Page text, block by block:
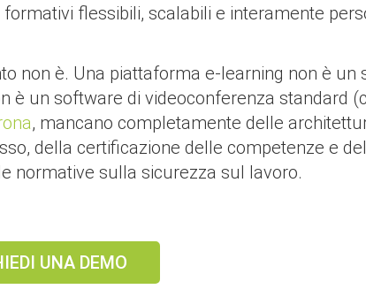
flessibili, scalabili e interamente
non è. Una piattaforma e-learning non è un
è un software di videoconferenza standard
, mancano completamente delle
della certificazione delle competenze e
normative sulla sicurezza sul lavoro.
UNA DEMO